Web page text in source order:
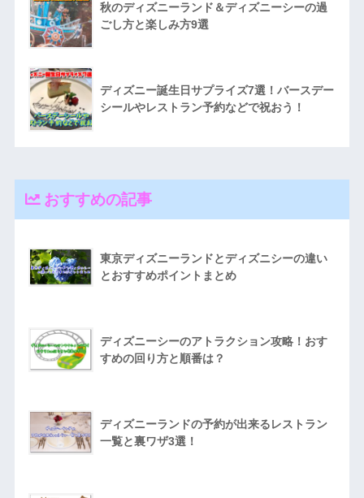
秋のディズニーランド＆ディズニーシーの過
ごし方と楽しみ方9選
ディズニー誕生日サプライズ7選！バースデー
シールやレストラン予約などで祝おう！
おすすめの記事
東京ディズニーランドとディズニシーの違い
とおすすめポイントまとめ
ディズニーシーのアトラクション攻略！おす
すめの回り方と順番は？
ディズニーランドの予約が出来るレストラン
一覧と裏ワザ3選！